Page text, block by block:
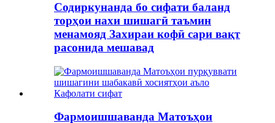
Содиркунанда бо сифати баланд
торҳои нахи шишагӣ таъмин
менамояд Захираи кофӣ сари вақт
расонида мешавад
Фармоишшаванда Матоъҳои